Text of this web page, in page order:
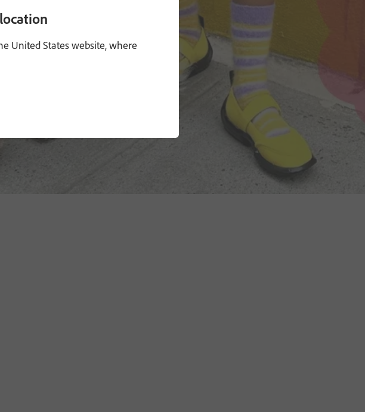
United States website, where